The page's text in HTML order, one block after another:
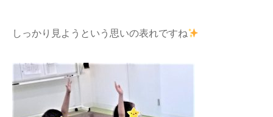
しっかり見ようという思いの表れですね